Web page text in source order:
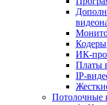
Кодеры
ИК-
Платы
IP-
Потолочные